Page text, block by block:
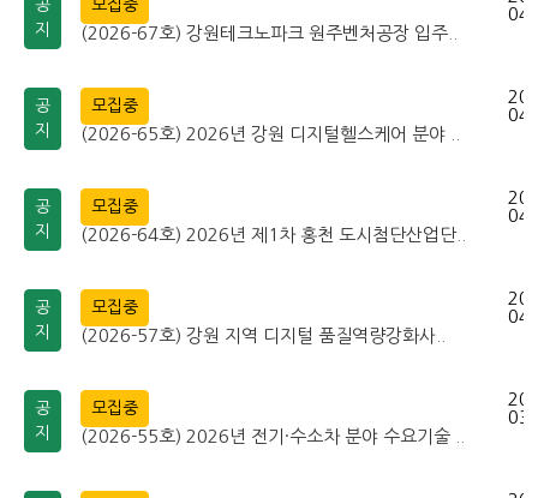
공
지
모집중
(2026-67호) 강원테크노파크 원주벤처공장 입주..
공
지
모집중
(2026-65호) 2026년 강원 디지털헬스케어 분야 ..
공
지
모집중
(2026-64호) 2026년 제1차 홍천 도시첨단산업단..
공
지
모집중
(2026-57호) 강원 지역 디지털 품질역량강화사..
공
지
모집중
(2026-55호) 2026년 전기·수소차 분야 수요기술 ..